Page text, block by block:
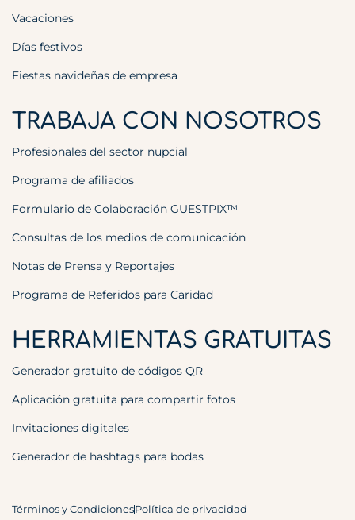
Vacaciones
Días festivos
Fiestas navideñas de empresa
TRABAJA CON NOSOTROS
Profesionales del sector nupcial
Programa de afiliados
Formulario de Colaboración GUESTPIX™
Consultas de los medios de comunicación
Notas de Prensa y Reportajes
Programa de Referidos para Caridad
HERRAMIENTAS GRATUITAS
Generador gratuito de códigos QR
Aplicación gratuita para compartir fotos
Invitaciones digitales
Generador de hashtags para bodas
Términos y CondicionesPolítica de privacidad